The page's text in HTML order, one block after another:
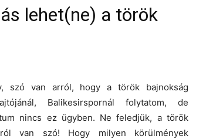
lehet(ne) a török
szó van arról, hogy a török bajnokság
Balikesirspornál folytatom, de
nincs ez ügyben. Ne feledjük, a török
van szó! Hogy milyen körülmények